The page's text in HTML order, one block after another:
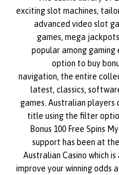
exciting slot machines,
advanced video slot
games, mega
popular among
option to buy
navigation, the entire
latest, classics,
games. Australian
title using the filter
Bonus 100 Free Spins
support has been at
Australian Casino which
improve your winning odds